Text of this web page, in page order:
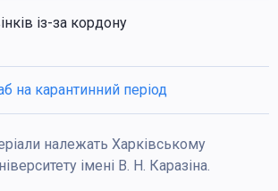
із-за кордону
на карантинний період
належать Харківському
імені В. Н. Каразіна.